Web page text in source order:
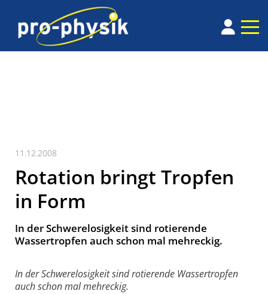
11.12.2008
Rotation bringt Tropfen
in Form
In der Schwerelosigkeit sind rotierende
Wassertropfen auch schon mal mehreckig.
In der Schwerelosigkeit sind rotierende Wassertropfen
auch schon mal mehreckig.